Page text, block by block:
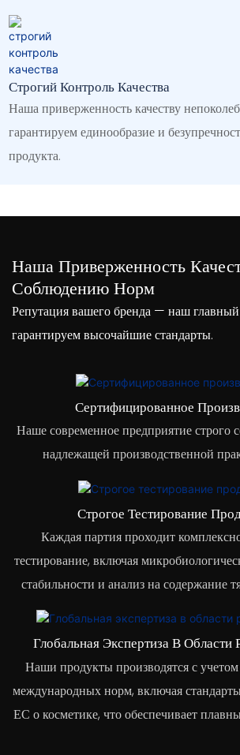
Строгий Контроль Качества
Наша приверженность качеству
гарантируем единообразие и
продукта.
Наша Приверженность
Соблюдению Норм
Репутация вашего бренда — наш
гарантируем высочайшие стандарты.
Сертифицированное
Наше современное предприятие строго
надлежащей производственной
Строгое Тестирование
Каждая партия проходит
тестирование, включая
стабильности и анализ на содержание
Глобальная Экспертиза В Области
Наши продукты производятся с
международных норм, включая
ЕС о косметике, что обеспечивает